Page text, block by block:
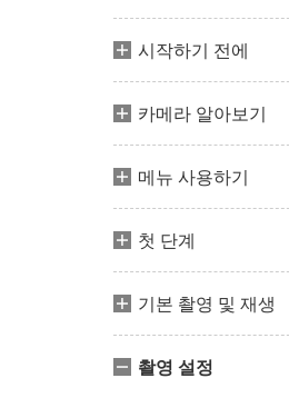
시작하기 전에
카메라 알아보기
메뉴 사용하기
첫 단계
기본 촬영 및 재생
촬영 설정